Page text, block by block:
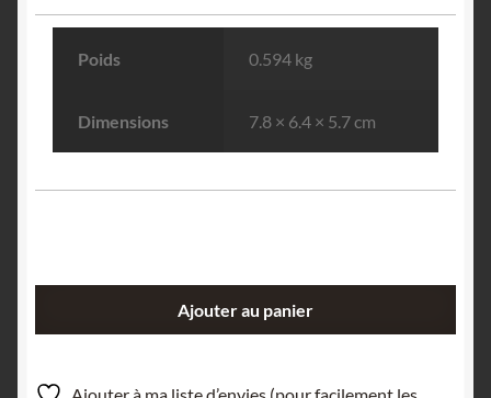
Poids 0.594 kg
Dimensions 7.8 × 6.4 × 5.7 cm
sur
Ajouter au panier
Ajouter à ma liste d’envies (pour facilement les